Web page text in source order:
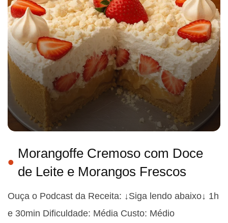
Morangoffe Cremoso com Doce
de Leite e Morangos Frescos
Ouça o Podcast da Receita: ↓Siga lendo abaixo↓ 1h
e 30min Dificuldade: Média Custo: Médio